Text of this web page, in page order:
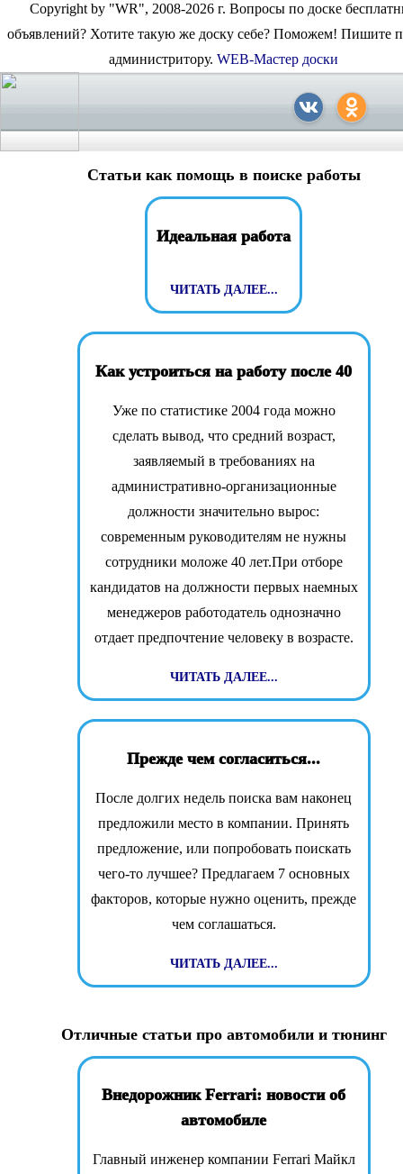
Copyright by "WR", 2008-2026 г. Вопросы по доске
объявлений? Хотите такую же доску себе? Поможем! Пишите
администритору. WEB-Мастер доски
Статьи как помощь в поиске работы
Идеальная работа
ЧИТАТЬ ДАЛЕЕ...
Как устроиться на работу после 40
Уже по статистике 2004 года можно
сделать вывод, что средний возраст,
заявляемый в требованиях на
административно-организационные
должности значительно вырос:
современным руководителям не нужны
сотрудники моложе 40 лет.При отборе
кандидатов на должности первых наемных
менеджеров работодатель однозначно
отдает предпочтение человеку в возрасте.
ЧИТАТЬ ДАЛЕЕ...
Прежде чем согласиться...
После долгих недель поиска вам наконец
предложили место в компании. Принять
предложение, или попробовать поискать
чего-то лучшее? Предлагаем 7 основных
факторов, которые нужно оценить, прежде
чем соглашаться.
ЧИТАТЬ ДАЛЕЕ...
Отличные статьи про автомобили и тюнинг
Внедорожник Ferrari: новости об
автомобиле
Главный инженер компании Ferrari Майкл